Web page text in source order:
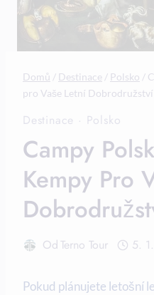
Domů / Destinace / Polsko /
pro Vaše Letní Dobrodružství
Destinace · Polsko
Campy
Kempy Pro
OdTerno Tour 5.
Pokud plánujete letošní